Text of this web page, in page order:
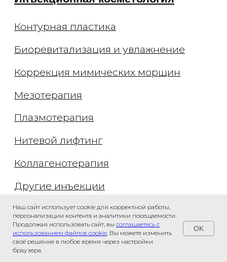
Связаться с нами
Наш сайт использует cookie для корректной работы,
персонализации контента и аналитики посещаемости.
Продолжая использовать сайт, вы соглашаетесь с
использованием файлов cookie. Вы можете изменить
своё решение в любое время через настройки
браузера.
OK